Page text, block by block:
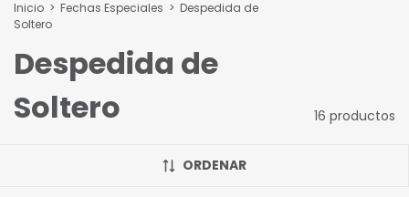
Inicio > Fechas Especiales > Despedida de
Soltero
Despedida de
Soltero
16 productos
ORDENAR